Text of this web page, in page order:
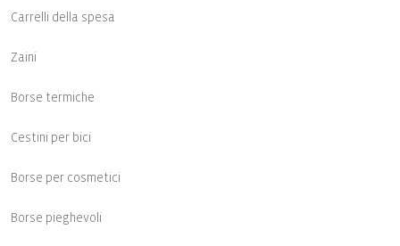
Carrelli della spesa
Zaini
Borse termiche
Cestini per bici
Borse per cosmetici
Borse pieghevoli